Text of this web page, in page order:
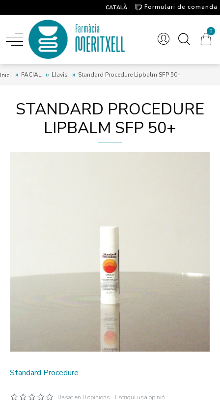
CATALÀ
Formulari de comanda
0
Inici FACIAL Llavis Standard Procedure Lipbalm SFP 50+
STANDARD PROCEDURE
LIPBALM SFP 50+
Standard Procedure
Basat en 0 opinions. Escrigui una opinió